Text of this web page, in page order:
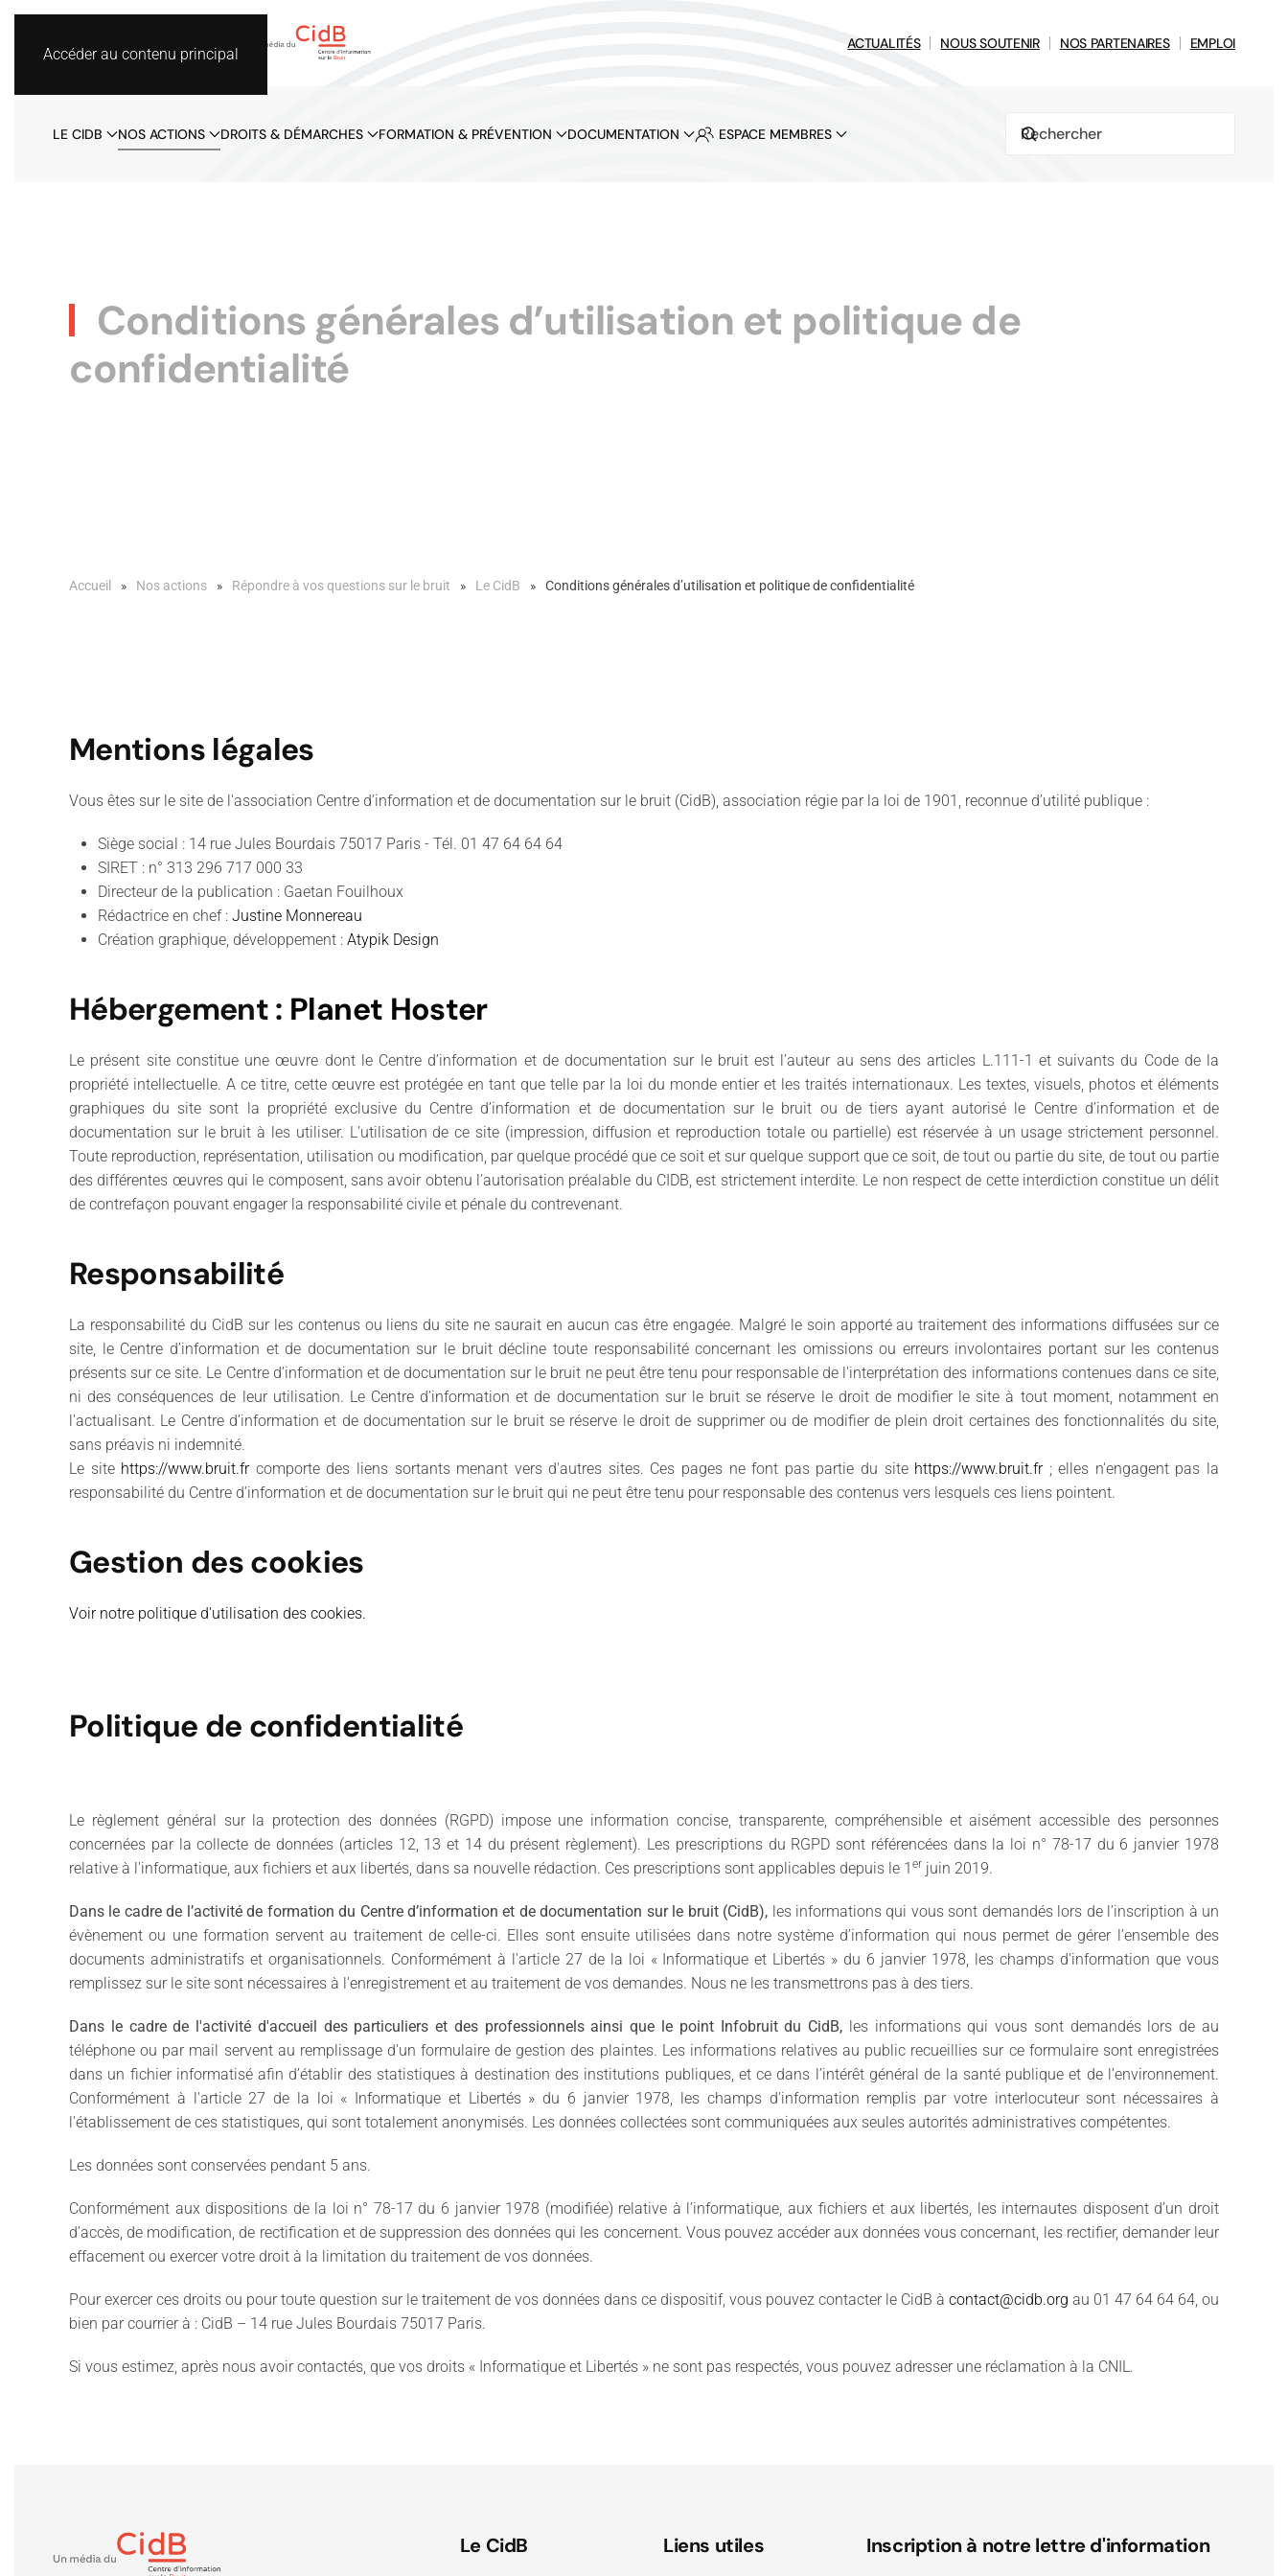
Accéder au contenu principal
ACTUALITÉS NOUS SOUTENIR NOS PARTENAIRES EMPLOI
LE CIDB NOS ACTIONS DROITS & DÉMARCHES FORMATION & PRÉVENTION DOCUMENTATION ESPACE MEMBRES
Conditions générales d’utilisation et politique de
confidentialité
Accueil Nos actions Répondre à vos questions sur le bruit Le CidB Conditions générales d’utilisation et politique de confidentialité
Mentions légales
Vous êtes sur le site de l'association Centre d’information et de documentation sur le bruit (CidB), association régie par la loi de 1901, reconnue d’utilité publique :
Siège social : 14 rue Jules Bourdais 75017 Paris - Tél. 01 47 64 64 64
SIRET : n° 313 296 717 000 33
Directeur de la publication : Gaetan Fouilhoux
Rédactrice en chef : Justine Monnereau
Création graphique, développement : Atypik Design
Hébergement: Planet Hoster
Le présent site constitue une œuvre dont le Centre d’information et de documentation sur le bruit est l’auteur au sens des articles L.111-1 et suivants du Code de la
propriété intellectuelle. A ce titre, cette œuvre est protégée en tant que telle par la loi du monde entier et les traités internationaux. Les textes, visuels, photos et éléments
graphiques du site sont la propriété exclusive du Centre d’information et de documentation sur le bruit ou de tiers ayant autorisé le Centre d’information et de
documentation sur le bruit à les utiliser. L’utilisation de ce site (impression, diffusion et reproduction totale ou partielle) est réservée à un usage strictement personnel.
Toute reproduction, représentation, utilisation ou modification, par quelque procédé que ce soit et sur quelque support que ce soit, de tout ou partie du site, de tout ou partie
des différentes œuvres qui le composent, sans avoir obtenu l’autorisation préalable du CIDB, est strictement interdite. Le non respect de cette interdiction constitue un délit
de contrefaçon pouvant engager la responsabilité civile et pénale du contrevenant.
Responsabilité
La responsabilité du CidB sur les contenus ou liens du site ne saurait en aucun cas être engagée. Malgré le soin apporté au traitement des informations diffusées sur ce
site, le Centre d’information et de documentation sur le bruit décline toute responsabilité concernant les omissions ou erreurs involontaires portant sur les contenus
présents sur ce site. Le Centre d’information et de documentation sur le bruit ne peut être tenu pour responsable de l'interprétation des informations contenues dans ce site,
ni des conséquences de leur utilisation. Le Centre d’information et de documentation sur le bruit se réserve le droit de modifier le site à tout moment, notamment en
l'actualisant. Le Centre d’information et de documentation sur le bruit se réserve le droit de supprimer ou de modifier de plein droit certaines des fonctionnalités du site,
sans préavis ni indemnité.
Le site https://www.bruit.frcomporte des liens sortants menant vers d'autres sites. Ces pages ne font pas partie du site https://www.bruit.fr; elles n'engagent pas la
responsabilité du Centre d’information et de documentation sur le bruit qui ne peut être tenu pour responsable des contenus vers lesquels ces liens pointent.
Gestion des cookies
Voir notre politique d'utilisation des cookies.
Politique de confidentialité
Le règlement général sur la protection des données (RGPD) impose une information concise, transparente, compréhensible et aisément accessible des personnes
concernées par la collecte de données (articles 12, 13 et 14 du présent règlement). Les prescriptions du RGPD sont référencées dans la loi n° 78-17 du 6 janvier 1978
relative à l'informatique, aux fichiers et aux libertés, dans sa nouvelle rédaction. Ces prescriptions sont applicables depuis le 1 er juin 2019.
Dans le cadre de l’activité de formation du Centre d’information et de documentation sur le bruit (CidB), les informations qui vous sont demandés lors de l’inscription à un
évènement ou une formation servent au traitement de celle-ci. Elles sont ensuite utilisées dans notre système d’information qui nous permet de gérer l’ensemble des
documents administratifs et organisationnels. Conformément à l'article 27 de la loi « Informatique et Libertés » du 6 janvier 1978, les champs d'information que vous
remplissez sur le site sont nécessaires à l'enregistrement et au traitement de vos demandes. Nous ne les transmettrons pas à des tiers.
Dans le cadre de l'activité d'accueil des particuliers et des professionnels ainsi que le point Infobruit du CidB, les informations qui vous sont demandés lors de au
téléphone ou par mail servent au remplissage d'un formulaire de gestion des plaintes. Les informations relatives au public recueillies sur ce formulaire sont enregistrées
dans un fichier informatisé afin d’établir des statistiques à destination des institutions publiques, et ce dans l’intérêt général de la santé publique et de l’environnement.
Conformément à l'article 27 de la loi « Informatique et Libertés » du 6 janvier 1978, les champs d'information remplis par votre interlocuteur sont nécessaires à
l'établissement de ces statistiques, qui sont totalement anonymisés. Les données collectées sont communiquées aux seules autorités administratives compétentes.
Les données sont conservées pendant 5 ans.
Conformément aux dispositions de la loi n° 78-17 du 6 janvier 1978 (modifiée) relative à l’informatique, aux fichiers et aux libertés, les internautes disposent d’un droit
d’accès, de modification, de rectification et de suppression des données qui les concernent. Vous pouvez accéder aux données vous concernant, les rectifier, demander leur
effacement ou exercer votre droit à la limitation du traitement de vos données.
Pour exercer ces droits ou pour toute question sur le traitement de vos données dans ce dispositif, vous pouvez contacter le CidB à contact@cidb.org au 01 47 64 64 64, ou
bien par courrier à : CidB – 14 rue Jules Bourdais 75017 Paris.
Si vous estimez, après nous avoir contactés, que vos droits « Informatique et Libertés » ne sont pas respectés, vous pouvez adresser une réclamation à la CNIL.
Le CidB Liens utiles Inscription à notre lettre d'information